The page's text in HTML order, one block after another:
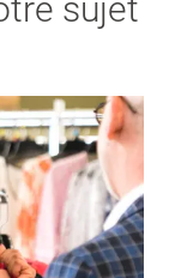
sujet